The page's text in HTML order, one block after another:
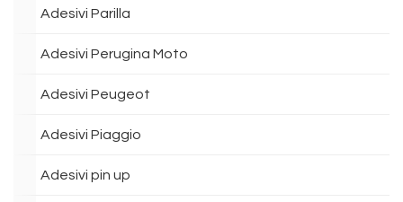
Adesivi Parilla
Adesivi Perugina Moto
Adesivi Peugeot
Adesivi Piaggio
Adesivi pin up